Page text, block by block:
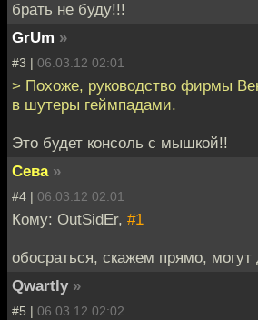
брать не буду!!!
GrUm »
#3 | 06.03.12 02:01
> Похоже, руководство фирмы
в шутеры геймпадами.
Это будет консоль с мышкой!!
Сева »
#4 | 06.03.12 02:01
Кому: OutSidEr, #1
обосраться, скажем прямо, могут
Qwartly »
#5 | 06.03.12 02:02